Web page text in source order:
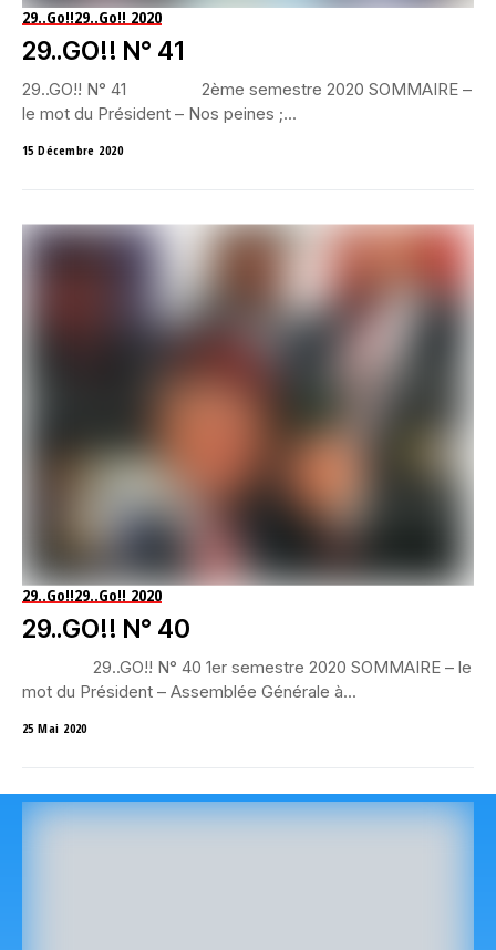
29..Go!!29..Go!! 2020
29..GO!! N° 41
29..GO!! N° 41 2ème semestre 2020 SOMMAIRE –
le mot du Président – Nos peines ;...
15 Décembre 2020
29..Go!!29..Go!! 2020
29..GO!! N° 40
29..GO!! N° 40 1er semestre 2020 SOMMAIRE – le
mot du Président – Assemblée Générale à...
25 Mai 2020